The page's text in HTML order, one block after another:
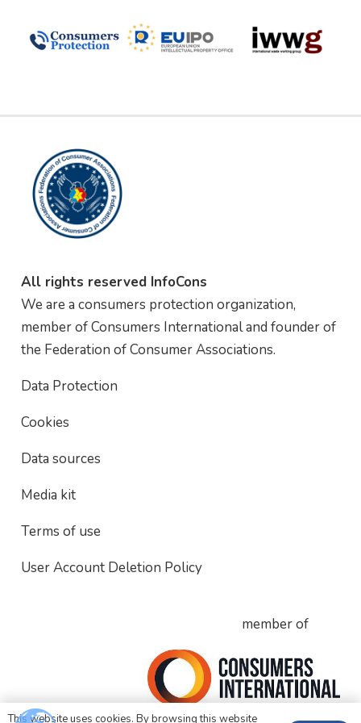
All rights reserved InfoCons
We are a consumers protection organization,
member of Consumers International and founder of
the Federation of Consumer Associations.
Data Protection
Cookies
Data sources
Media kit
Terms of use
User Account Deletion Policy
member of
This website uses cookies. By browsing this website